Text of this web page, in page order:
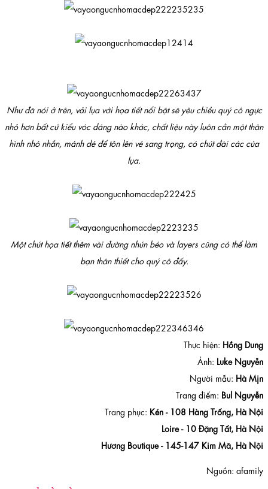
Như đã nói ở trên, vải lụa với họa tiết nổi bật sẽ yêu chiều quý cô ngực
nhỏ hơn bất cứ kiểu vóc dáng nào khác, chất liệu này luôn cần một thân
hình nhỏ nhắn, mảnh dẻ để tôn lên vẻ sang trọng, có chút đài các của
lụa.
Một chút họa tiết thêm vài đường nhún béo và layers cũng có thể làm
bạn thân thiết cho quý cô đấy.
Thực hiện: Hồng Dung
Ảnh: Luke Nguyễn
Người mẫu: Hà Mjn
Trang điểm: Bul Nguyễn
Trang phục: Kén - 108 Hàng Trống, Hà Nội
Loire - 10 Đặng Tất, Hà Nội
Hương Boutique - 145-147 Kim Mã, Hà Nội
Nguồn: afamily